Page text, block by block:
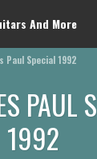
And More
Paul Special 1992
PAUL
1992